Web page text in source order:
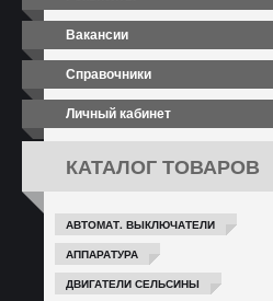
Вакансии
Справочники
Личный кабинет
КАТАЛОГ ТОВАРОВ
АВТОМАТ. ВЫКЛЮЧАТЕЛИ
АППАРАТУРА
ДВИГАТЕЛИ СЕЛЬСИНЫ